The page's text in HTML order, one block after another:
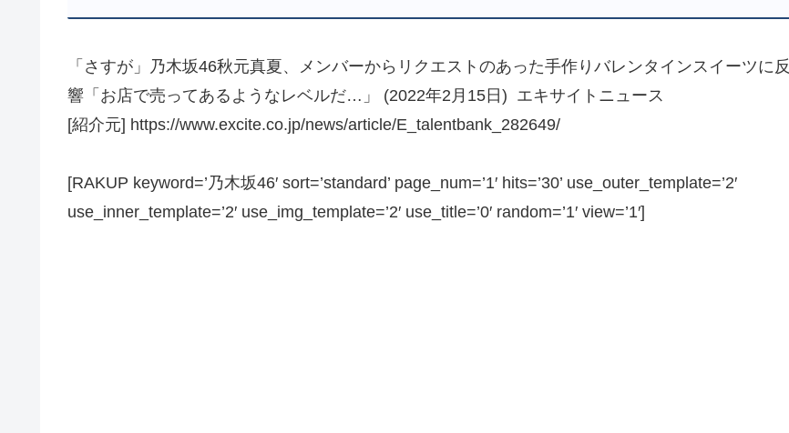
「さすが」乃木坂46秋元真夏、メンバーからリクエストのあった手作りバレンタインスイーツに反
響「お店で売ってあるようなレベルだ…」 (2022年2月15日) エキサイトニュース
[紹介元] https://www.excite.co.jp/news/article/E_talentbank_282649/
[RAKUP keyword=’乃木坂46′ sort=’standard’ page_num=’1′ hits=’30’ use_outer_template=’2′
use_inner_template=’2′ use_img_template=’2′ use_title=’0′ random=’1′ view=’1′]